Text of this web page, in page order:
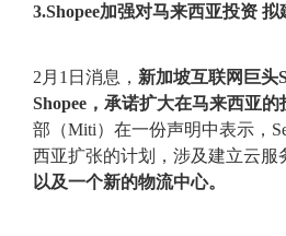
3.Shopee加强对马来西亚投资
2月1日消息， 新加坡互联网巨头
Shopee，承诺扩大在马来西亚的
部（Miti）在一份声明中表示，
西亚扩张的计划，涉及建立云服
以及一个新的物流中心。